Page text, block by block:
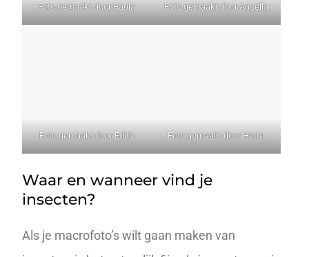
Foto gemaakt door Paula Foto gemaakt door Ancella
Foto gemaakt door Edith Foto gemaakt door Hette
Waar en wanneer vind je
insecten?
Als je macrofoto’s wilt gaan maken van